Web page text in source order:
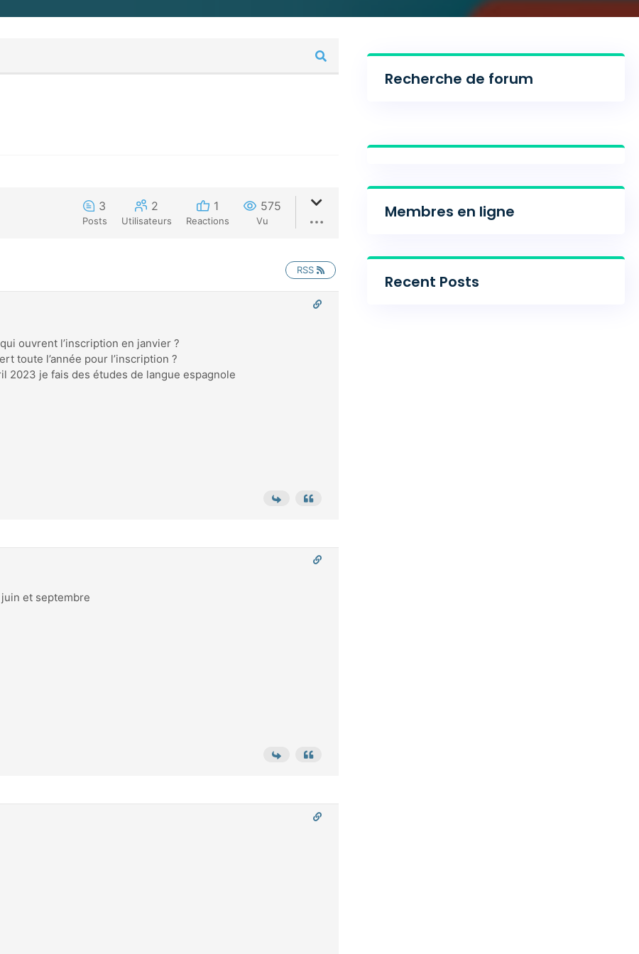
3
Posts
2
Utilisateurs
1
Reactions
575
Vu
RSS
ouvrent l’inscription en janvier ?
toute l’année pour l’inscription ?
2023 je fais des études de langue espagnole
et septembre
Recherche de forum
Membres en ligne
Recent Posts